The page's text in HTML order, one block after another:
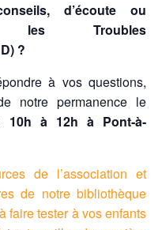
d’écoute ou
les Troubles
?
à vos questions,
notre permanence le
10h à 12h à Pont-à-
de l’association et
de notre bibliothèque
faire tester à vos enfants